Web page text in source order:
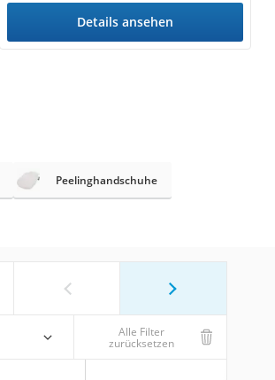
Details ansehen
Peelinghandschuhe
Alle Filter
zurücksetzen